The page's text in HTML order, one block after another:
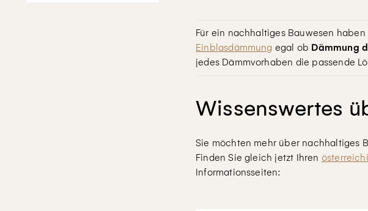
Für ein nachhaltiges Bauwesen
Einblasdämmung egal ob Dämmung
jedes Dämmvorhaben die passende
Wissenswertes
Sie möchten mehr über nachhaltiges
Finden Sie gleich jetzt Ihren
Informationsseiten: